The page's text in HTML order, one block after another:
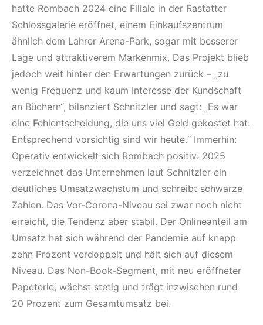
hatte Rombach 2024 eine Filiale in der Rastatter
Schlossgalerie eröffnet, einem Einkaufszentrum
ähnlich dem Lahrer Arena-Park, sogar mit besserer
Lage und attraktiverem Markenmix. Das Projekt blieb
jedoch weit hinter den Erwartungen zurück – „zu
wenig Frequenz und kaum Interesse der Kundschaft
an Büchern“, bilanziert Schnitzler und sagt: „Es war
eine Fehlentscheidung, die uns viel Geld gekostet hat.
Entsprechend vorsichtig sind wir heute.“ Immerhin:
Operativ entwickelt sich Rombach positiv: 2025
verzeichnet das Unternehmen laut Schnitzler ein
deutliches Umsatzwachstum und schreibt schwarze
Zahlen. Das Vor-Corona-Niveau sei zwar noch nicht
erreicht, die Tendenz aber stabil. Der Onlineanteil am
Umsatz hat sich während der Pandemie auf knapp
zehn Prozent verdoppelt und hält sich auf diesem
Niveau. Das Non-Book-Segment, mit neu eröffneter
Papeterie, wächst stetig und trägt inzwischen rund
20 Prozent zum Gesamtumsatz bei.